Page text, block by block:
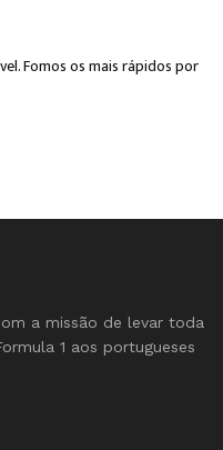
Fomos os mais rápidos por
a missão de levar toda
1 aos portugueses